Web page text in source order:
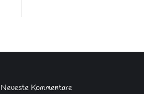
Neueste Kommentare